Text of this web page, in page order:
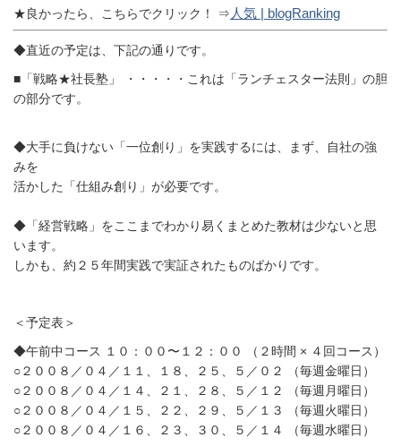
★良かったら、こちらでクリック！ ⇒ 人気 | blogRanking
◆直近の予定は、下記の通りです。
■「戦略★社長塾」 ・・・・・これは「ランチェスター法則」の胆
の部分です。
◆大手に負けない「一位創り」を実践するには、まず、自社の強
みを
活かした「仕組み創り」が必要です。
◆「経営戦略」をここまでわかり易くまとめた教材は少ないと思
います。
しかも、約２５年間実践で実証されたものばかりです。
＜予定表＞
◆午前中コース １０：００〜１２：００ （２時間 × ４回コース）
○２００８／０４／１１、１８、２５、５／０２ （毎週金曜日）
○２００８／０４／１４、２１、２８、５／１２ （毎週月曜日）
○２００８／０４／１５、２２、２９、５／１３ （毎週火曜日）
○２００８／０４／１６、２３、３０、５／１４ （毎週水曜日）